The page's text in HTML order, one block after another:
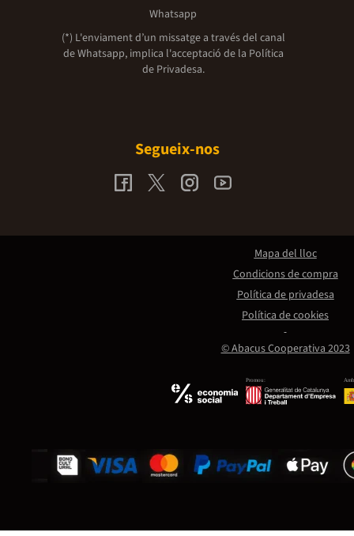
Whatsapp
(*) L'enviament d’un missatge a través del canal
de Whatsapp, implica l'acceptació de la Política
de Privadesa.
Segueix-nos
Promou:
© Abacus Cooperativa 2023
Mapa del lloc
Condicions de compra
Política de privadesa
Política de cookies